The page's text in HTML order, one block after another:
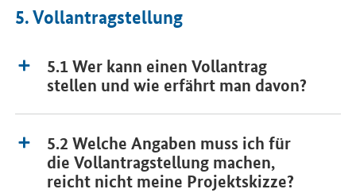
5. Vollantragstellung
5.1 Wer kann einen Vollantrag
stellen und wie erfährt man davon?
5.2 Welche Angaben muss ich für
die Vollantragstellung machen,
reicht nicht meine Projektskizze?